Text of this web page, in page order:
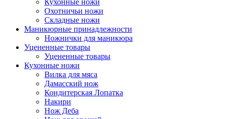
Кухонные ножи
Охотничьи ножи
Складные ножи
Маникюрные принадлежности
Ножнички для маникюра
Уцененные товары
Уцененные товары
Кухонные ножи
Вилка для мяса
Дамасский нож
Кондитерская Лопатка
Накири
Нож Деба